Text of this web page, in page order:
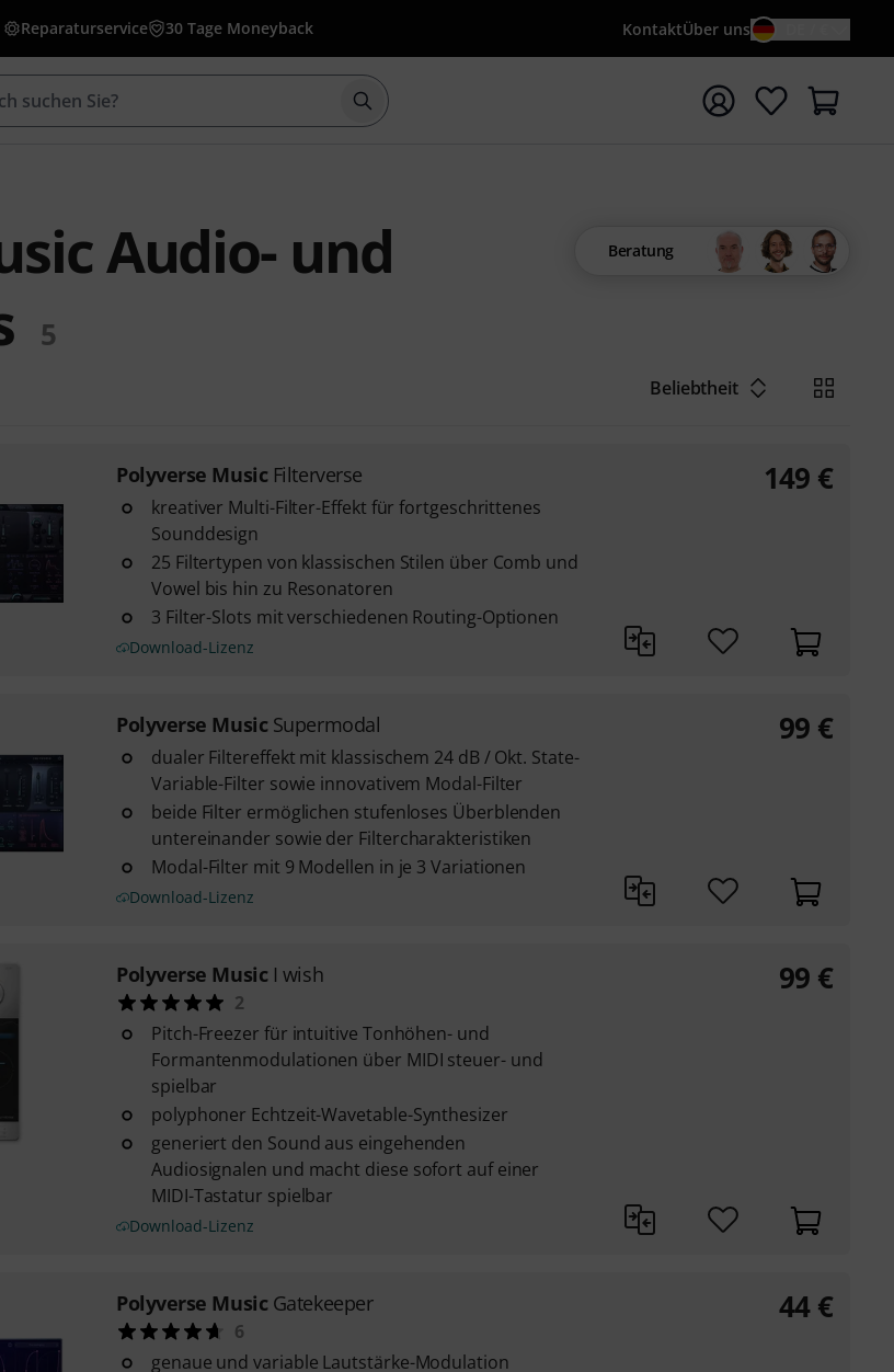
Reparaturservice 30 Tage Moneyback KontaktÜber uns
Suche mit Suchwort {searchTerm} starten
Audio- und
5
Beratung
Beliebtheit
Polyverse Music Filterverse
kreativer Multi-Filter-Effekt für fortgeschrittenes
Sounddesign
25 Filtertypen von klassischen Stilen über Comb und
Vowel bis hin zu Resonatoren
3 Filter-Slots mit verschiedenen Routing-Optionen
Download-Lizenz
149 €
Polyverse Music Supermodal
dualer Filtereffekt mit klassischem 24 dB / Okt. State-
Variable-Filter sowie innovativem Modal-Filter
beide Filter ermöglichen stufenloses Überblenden
untereinander sowie der Filtercharakteristiken
Modal-Filter mit 9 Modellen in je 3 Variationen
Download-Lizenz
99 €
Polyverse Music I wish
2
Pitch-Freezer für intuitive Tonhöhen- und
Formantenmodulationen über MIDI steuer- und
spielbar
polyphoner Echtzeit-Wavetable-Synthesizer
generiert den Sound aus eingehenden
Audiosignalen und macht diese sofort auf einer
MIDI-Tastatur spielbar
Download-Lizenz
99 €
Polyverse Music Gatekeeper
6
genaue und variable Lautstärke-Modulation
44 €